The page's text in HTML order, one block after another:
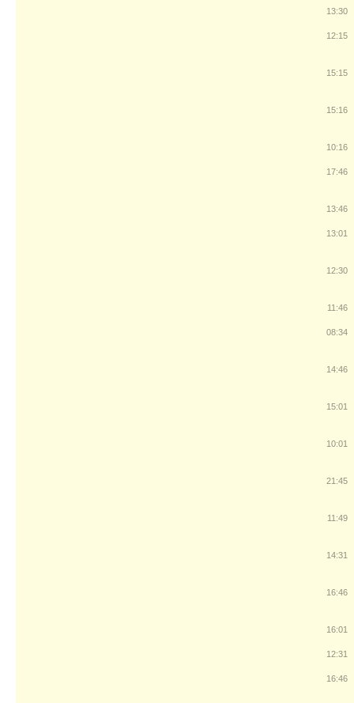
13:30
12:15
15:15
15:16
10:16
17:46
13:46
13:01
12:30
11:46
08:34
14:46
15:01
10:01
21:45
11:49
14:31
16:46
16:01
12:31
16:46